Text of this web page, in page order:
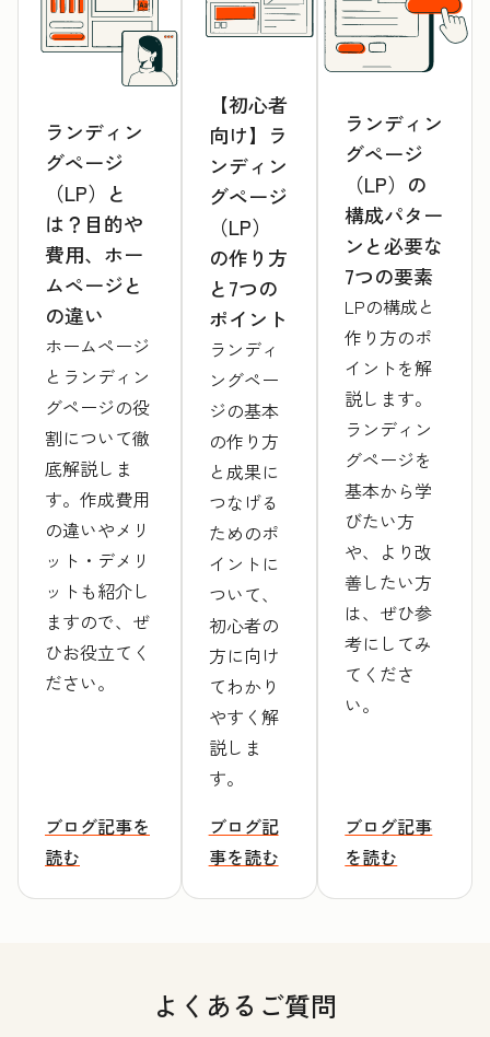
ランディン
グページ
（LP）と
は？目的や
費用、ホー
ムページと
の違い
ホームページ
とランディン
グページの役
割について徹
底解説しま
す。作成費用
の違いやメリ
ット・デメリ
ットも紹介し
ますので、ぜ
ひお役立てく
ださい。
ブログ記事を
読む
【初心者
向け】ラ
ンディン
グページ
（LP）
の作り方
と7つの
ポイント
ランディ
ングペー
ジの基本
の作り方
と成果に
つなげる
ためのポ
イントに
ついて、
初心者の
方に向け
てわかり
やすく解
説しま
す。
ブログ記
事を読む
ランディン
グページ
（LP）の
構成パター
ンと必要な
7つの要素
LPの構成と
作り方のポ
イントを解
説します。
ランディン
グページを
基本から学
びたい方
や、より改
善したい方
は、ぜひ参
考にしてみ
てくださ
い。
ブログ記事
を読む
よくあるご質問